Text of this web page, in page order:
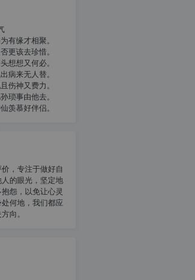
有缘才相聚。
更该去珍惜。
想想又何必。
病来无人替。
伤神又费力。
琐事由他去。
羡慕好伴侣。
，专注于做好自
的眼光，坚定地
怨，以免让心灵
何地，我们都应
向。